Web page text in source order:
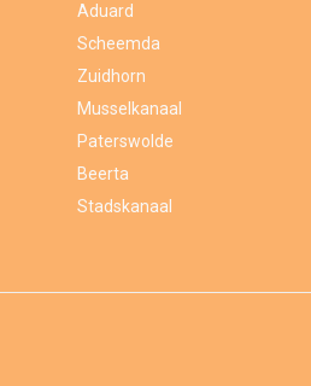
Aduard
Scheemda
Zuidhorn
Musselkanaal
Paterswolde
Beerta
Stadskanaal